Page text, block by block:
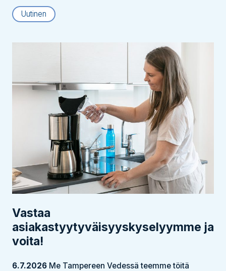
Uutinen
Vastaa
asiakastyytyväisyyskyselyymme ja
voita!
6.7.2026 Me Tampereen Vedessä teemme töitä